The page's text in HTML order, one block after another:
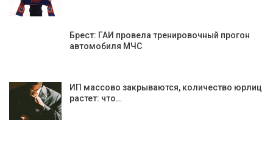
Брест: ГАИ провела тренировочный прогон
автомобиля МЧС
ИП массово закрываются, количество юрлиц
растет: что…